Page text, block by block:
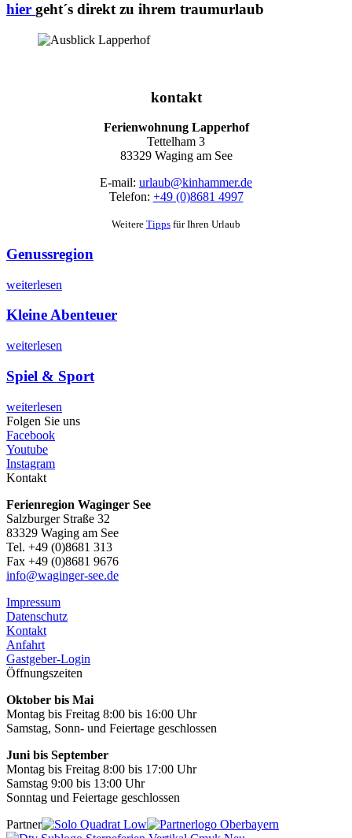
hier geht´s direkt zu ihrem traumurlaub
kontakt
Ferienwohnung Lapperhof
Tettelham 3
83329 Waging am See
E-mail: urlaub@kinhammer.de
Telefon: +49 (0)8681 4997
Weitere Tipps für Ihren Urlaub
Genussregion
weiterlesen
Kleine Abenteuer
weiterlesen
Spiel & Sport
weiterlesen
Folgen Sie uns
Facebook
Youtube
Instagram
Kontakt
Ferienregion Waginger See
Salzburger Straße 32
83329 Waging am See
Tel. +49 (0)8681 313
Fax +49 (0)8681 9676
info@waginger-see.de
Impressum
Datenschutz
Kontakt
Anfahrt
Gastgeber-Login
Öffnungszeiten
Oktober bis Mai
Montag bis Freitag 8:00 bis 16:00 Uhr
Samstag, Sonn- und Feiertage geschlossen
Juni bis September
Montag bis Freitag 8:00 bis 17:00 Uhr
Samstag 9:00 bis 13:00 Uhr
Sonntag und Feiertage geschlossen
Partner